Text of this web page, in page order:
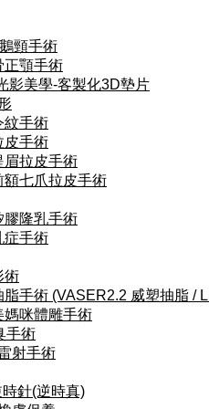
頸手術
正顎手術
影美學-客製化3D墊片
紋手術
皮手術
眉拉皮手術
額七爪拉皮手術
膠隆乳手術
症手術
術
脂手術 (VASER2.2 威塑抽脂 /
媽咪體雕手術
手術
射手術
針(逆時真)